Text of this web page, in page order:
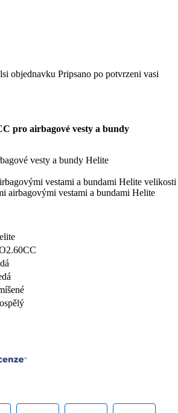
objednavku Pripsano po potvrzeni vasi
pro airbagové vesty a bundy
vesty a bundy Helite
vestami a bundami Helite velikosti
airbagovými vestami a bundami Helite